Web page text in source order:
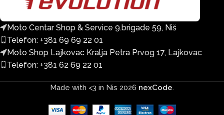
Moto Centar Shop & Service 9.brigade 59, Niš
Telefon: +381 69 69 22 01
Moto Shop Lajkovac Kralja Petra Prvog 17, Lajkovac
Telefon: +381 62 69 22 01
Made with <3 in Nis 2026 nexCode.